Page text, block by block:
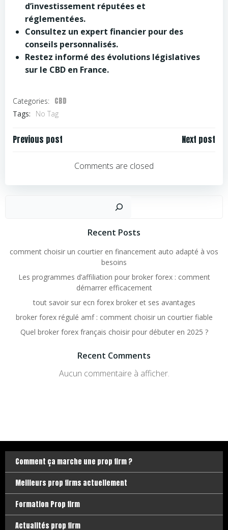
d’investissement réputées et
réglementées.
Consultez un expert financier pour des
conseils personnalisés.
Restez informé des évolutions législatives
sur le CBD en France.
Categories: CBD
Tags: No Tag
Navigation
Previous post
l’article
Next post
Comments are closed
Rechercher
Recent Posts
comment choisir un courtier en financement auto adapté à vos
besoins
Les programmes d’affiliation pour broker forex : comment
démarrer efficacement
tout savoir sur ecn forex broker et ses avantages
broker forex régulé amf : comment choisir un courtier fiable
Quel broker forex français choisir pour débuter en 2025 ?
Recent Comments
Aucun commentaire à afficher.
Comment ça marche une prop firm ?
Meilleurs prop firms actuellement
Formation Prop firm
Actualités prop firm